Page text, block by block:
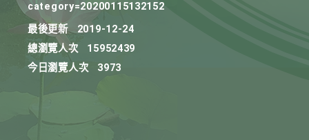
category=20200115132152
最後更新
2019-12-24
總瀏覽人次
15952439
今日瀏覽人次
3973